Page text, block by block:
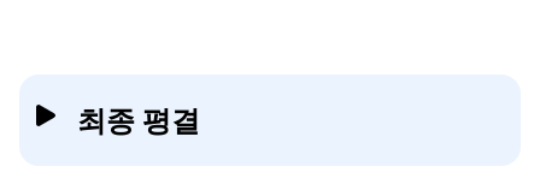
최종 평결